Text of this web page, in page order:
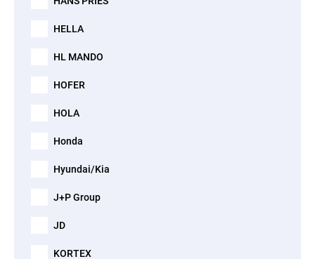
HELLA
HL MANDO
HOFER
HOLA
Honda
Hyundai/Kia
J+P Group
JD
KORTEX